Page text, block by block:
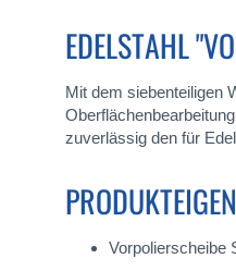
EDELSTAHL
Mit dem siebenteiligen
zuverlässig den für
Vorpolierscheibe